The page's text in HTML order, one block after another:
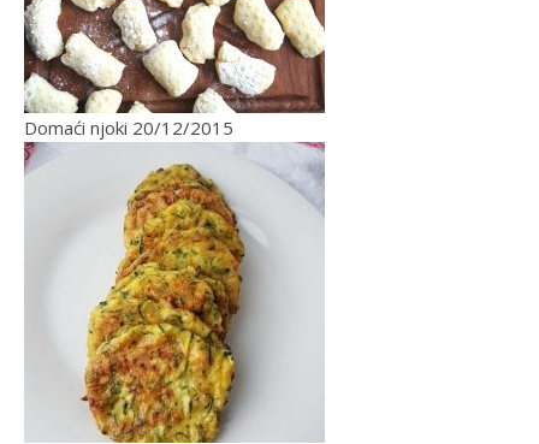
Domaći njoki 20/12/2015